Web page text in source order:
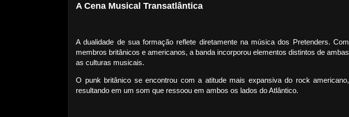
A Cena Musical Transatlântica
A dualidade de sua formação reflete diretamente na música dos Pretenders. Com
membros britânicos e americanos, a banda incorporou elementos distintos de ambas
as culturas musicais.
O punk britânico se encontrou com a atitude mais expansiva do rock americano,
resultando em um som que ressoou em ambos os lados do Atlântico.